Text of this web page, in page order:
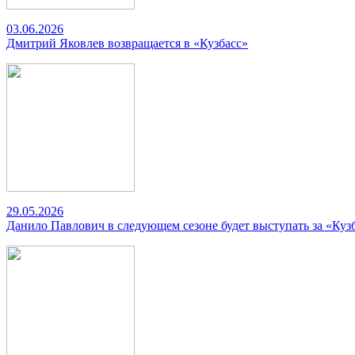
03.06.2026
Дмитрий Яковлев возвращается в «Кузбасс»
29.05.2026
Данило Павлович в следующем сезоне будет выступать за